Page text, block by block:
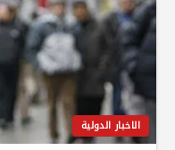
الاخبار الدولية